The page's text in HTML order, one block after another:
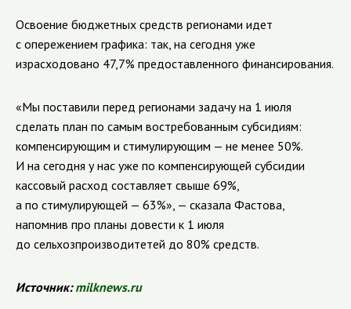
Освоение бюджетных средств регионами идет
с опережением графика: так, на сегодня уже
израсходовано 47,7% предоставленного финансирования.
«Мы поставили перед регионами задачу на 1 июля
сделать план по самым востребованным субсидиям:
компенсирующим и стимулирующим — не менее 50%.
И на сегодня у нас уже по компенсирующей субсидии
кассовый расход составляет свыше 69%,
а по стимулирующей — 63%», — сказала Фастова,
напомнив про планы довести к 1 июля
до сельхозпроизводитетей до 80% средств.
Источник:milknews.ru